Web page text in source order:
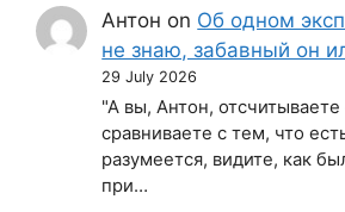
Антон on Об одном
не знаю, забавный он
29 July 2026
"А вы, Антон,
сравниваете с тем, что
разумеется, видите, как
при…